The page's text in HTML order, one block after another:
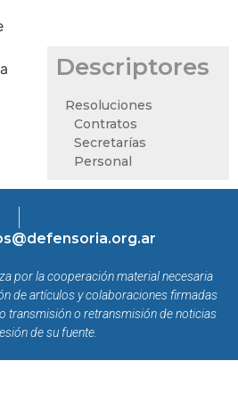
Descriptores
Resoluciones
Contratos
Secretarías
Personal
por la cooperación material necesaria
de artículos y colaboraciones firmadas
transmisión o retransmisión de noticias
de su fuente.